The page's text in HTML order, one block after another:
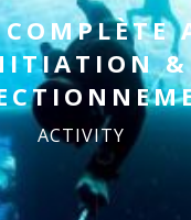
&
ACTIVITY